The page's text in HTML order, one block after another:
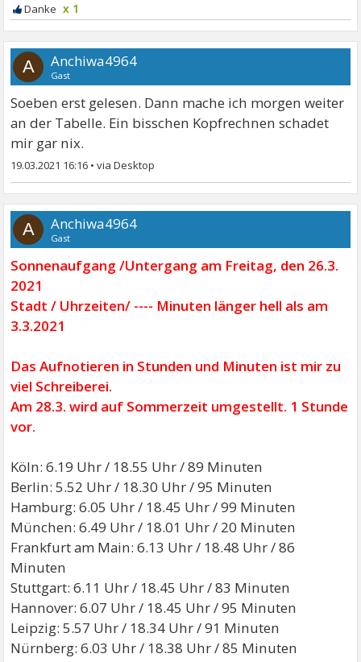
x 1
A Anchiwa4964
Gast
Soeben erst gelesen. Dann mache ich morgen weiter
an der Tabelle. Ein bisschen Kopfrechnen schadet
mir gar nix.
19.03.2021 16:16 •
A Anchiwa4964
Gast
Sonnenaufgang /Untergang am Freitag, den 26.3.
2021
Stadt / Uhrzeiten/ ---- Minuten länger hell als am
3.3.2021
Das Aufnotieren in Stunden und Minuten ist mir zu
viel Schreiberei.
Am 28.3. wird auf Sommerzeit umgestellt. 1 Stunde
vor.
Köln: 6.19 Uhr / 18.55 Uhr / 89 Minuten
Berlin: 5.52 Uhr / 18.30 Uhr / 95 Minuten
Hamburg: 6.05 Uhr / 18.45 Uhr / 99 Minuten
München: 6.49 Uhr / 18.01 Uhr / 20 Minuten
Frankfurt am Main: 6.13 Uhr / 18.48 Uhr / 86
Minuten
Stuttgart: 6.11 Uhr / 18.45 Uhr / 83 Minuten
Hannover: 6.07 Uhr / 18.45 Uhr / 95 Minuten
Leipzig: 5.57 Uhr / 18.34 Uhr / 91 Minuten
Nürnberg: 6.03 Uhr / 18.38 Uhr / 85 Minuten